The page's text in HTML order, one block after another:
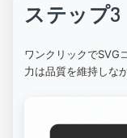
ステップ3
ワンクリックでSVG
力は品質を維持しな